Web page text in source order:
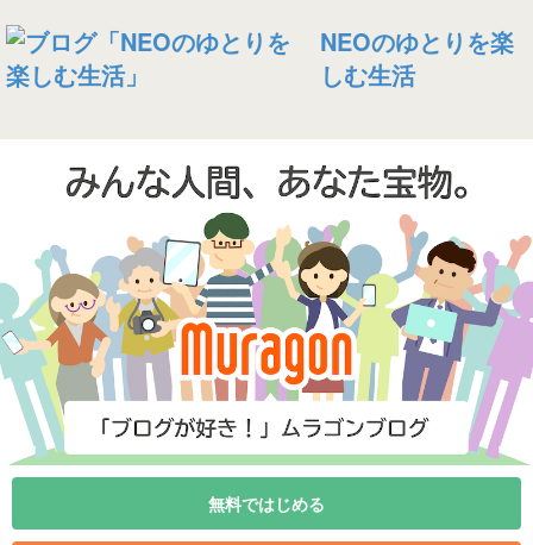
NEOのゆとりを楽
しむ生活
無料ではじめる